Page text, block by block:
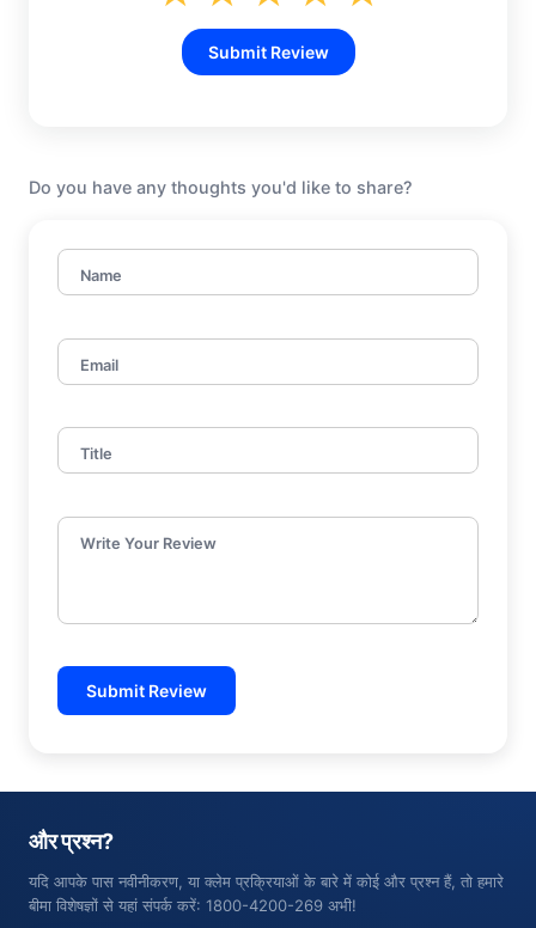
Submit Review
Do you have any thoughts you'd like to share?
Name
Email
Title
Write Your Review
Submit Review
और प्रश्न?
यदि आपके पास नवीनीकरण, या क्लेम प्रक्रियाओं के बारे में कोई और प्रश्न हैं, तो हमारे
बीमा विशेषज्ञों से यहां संपर्क करें: 1800-4200-269 अभी!